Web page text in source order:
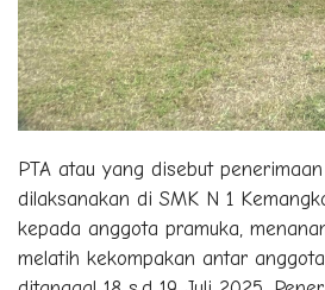
PTA atau yang disebut
dilaksanakan di SMK N 1
kepada anggota pramuka,
melatih kekompakan antar